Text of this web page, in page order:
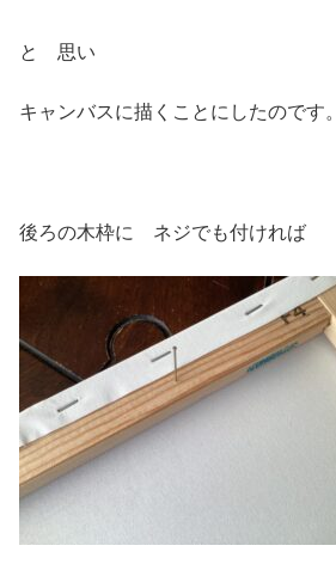
と 思い
キャンバスに描くことにしたのです。
後ろの木枠に ネジでも付ければ